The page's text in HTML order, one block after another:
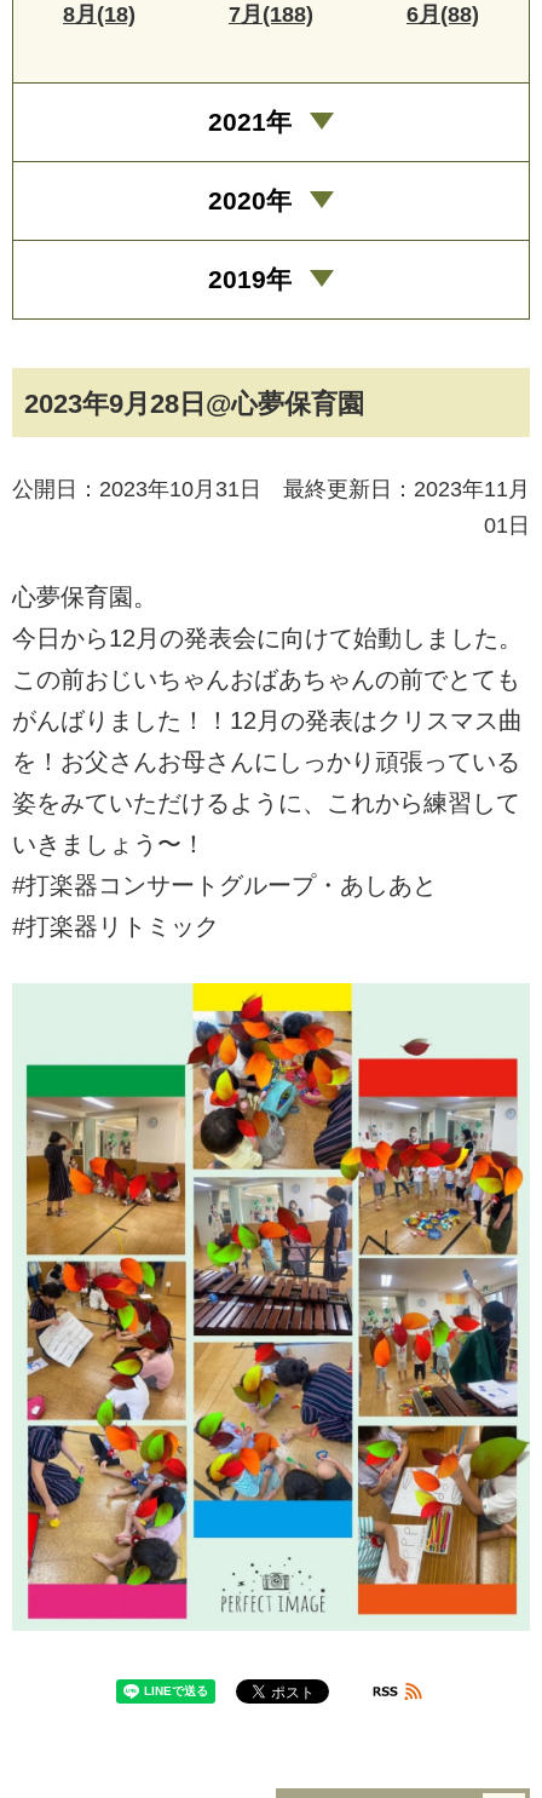
2023年9月28日@心夢保育園
公開日：2023年10月31日 最終更新日：2023年11月
01日
心夢保育園。
今日から12月の発表会に向けて始動しました。
この前おじいちゃんおばあちゃんの前でとても
がんばりました！！12月の発表はクリスマス曲
を！お父さんお母さんにしっかり頑張っている
姿をみていただけるように、これから練習して
いきましょう〜！
#打楽器コンサートグループ・あしあと
#打楽器リトミック
8月(18) 7月(188) 6月(88)
2021年
2020年
2019年